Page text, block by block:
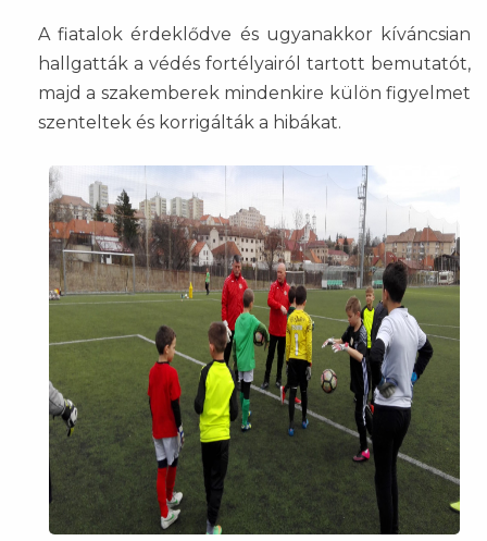
A fiatalok érdeklődve és ugyanakkor kíváncsian
hallgatták a védés fortélyairól tartott bemutatót,
majd a szakemberek mindenkire külön figyelmet
szenteltek és korrigálták a hibákat.